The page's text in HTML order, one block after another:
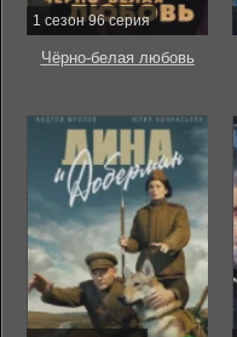
1 сезон 96 серия
Чёрно-белая любовь